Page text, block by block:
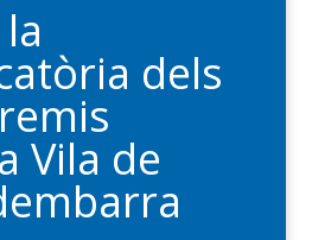
dels
Vila de